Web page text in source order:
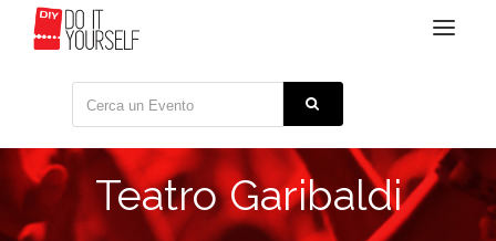
Toggle
Teatro Garibaldi